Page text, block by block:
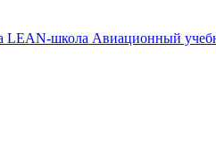
LEAN-школа Авиационный